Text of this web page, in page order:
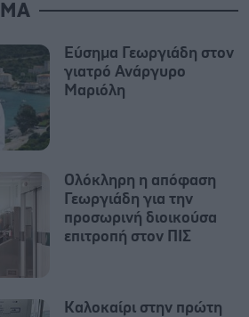
Εύσημα Γεωργιάδη στον
γιατρό Ανάργυρο
Μαριόλη
Ολόκληρη η απόφαση
Γεωργιάδη για την
προσωρινή διοικούσα
επιτροπή στον ΠΙΣ
Καλοκαίρι στην πρώτη